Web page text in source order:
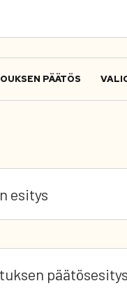
PÄÄTÖS
esitys
päätösesitys